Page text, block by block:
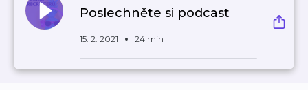
Poslechněte si podcast
15. 2. 2021 24 min